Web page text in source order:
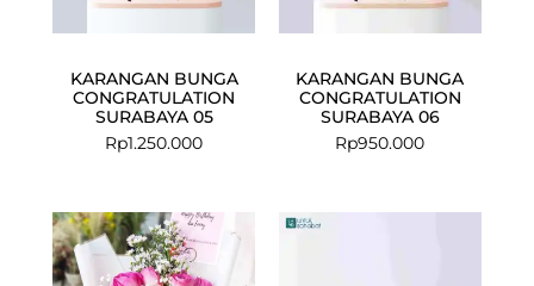
KARANGAN BUNGA
CONGRATULATION
SURABAYA 05
Rp1.250.000
KARANGAN BUNGA
CONGRATULATION
SURABAYA 06
Rp950.000
Original
price
Current
price
is: